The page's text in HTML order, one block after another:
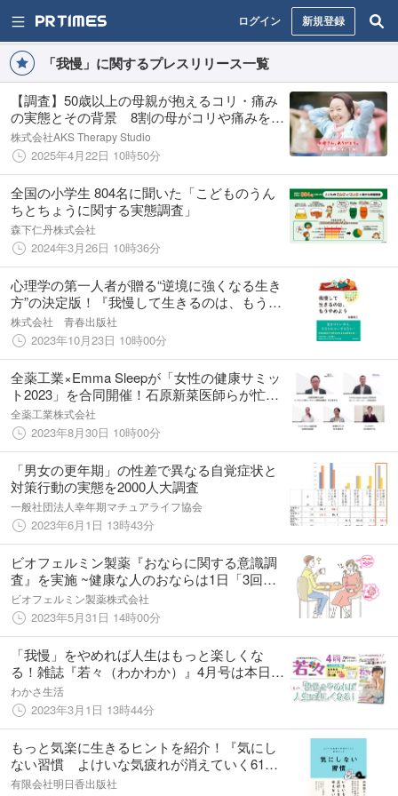
ログイン 新規登録
「我慢」に関するプレスリリース一覧
【調査】50歳以上の母親が抱えるコリ・痛み
の実態とその背景 8割の母がコリや痛みを我
慢 我慢の理由は「もう歳だから」 母の日
のプレゼントに迷ったら「健康」を！
株式会社AKS Therapy Studio
2025年4月22日 10時50分
全国の小学生 804名に聞いた「こどものうん
ちとちょうに関する実態調査」
森下仁丹株式会社
2024年3月26日 10時36分
心理学の第一人者が贈る“逆境に強くなる生き
方”の決定版！『我慢して生きるのは、もうや
めよう』発売
株式会社 青春出版社
2023年10月23日 10時00分
全薬工業×Emma Sleepが「女性の健康サミッ
ト2023」を合同開催！石原新菜医師らが忙し
い人ほど習慣にしたい３つの「脱力スイッ
チ」を解説
全薬工業株式会社
2023年8月30日 10時00分
「男女の更年期」の性差で異なる自覚症状と
対策行動の実態を2000人大調査
一般社団法人幸年期マチュアライフ協会
2023年6月1日 13時43分
ビオフェルミン製薬『おならに関する意識調
査』を実施 ~健康な人のおならは1日「3回以
下」と考える人が約半数（49.0%）~
ビオフェルミン製薬株式会社
2023年5月31日 14時00分
「我慢」をやめれば人生はもっと楽しくな
る！雑誌『若々（わかわか）』4月号は本日発
売！
わかさ生活
2023年3月1日 13時44分
もっと気楽に生きるヒントを紹介！『気にし
ない習慣 よけいな気疲れが消えていく61の
ヒント』8月3日発売
有限会社明日香出版社